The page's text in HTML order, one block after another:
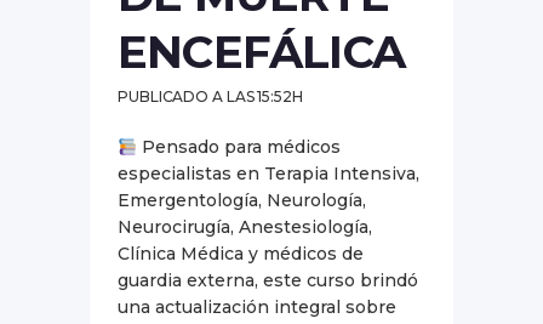
ENCEFÁLICA
PUBLICADO A LAS 15:52H
Pensado para médicos
especialistas en Terapia Intensiva,
Emergentología, Neurología,
Neurocirugía, Anestesiología,
Clínica Médica y médicos de
guardia externa, este curso brindó
una actualización integral sobre